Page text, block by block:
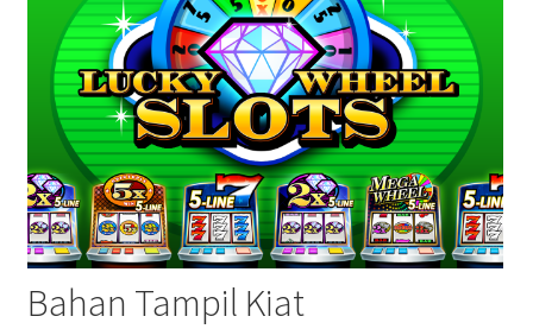
Bahan Tampil Kiat